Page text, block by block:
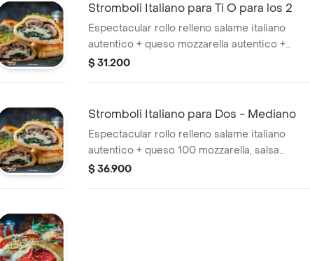
Stromboli Italiano para Ti O para los 2
Espectacular rollo relleno salame italiano
autentico + queso mozzarella autentico +
salsa napolitana pietres + aceite de oliva
$ 31.200
Stromboli Italiano para Dos - Mediano
Espectacular rollo relleno salame italiano
autentico + queso 100 mozzarella, salsa
napolitana pietres con aceite de oliva y
$ 36.900